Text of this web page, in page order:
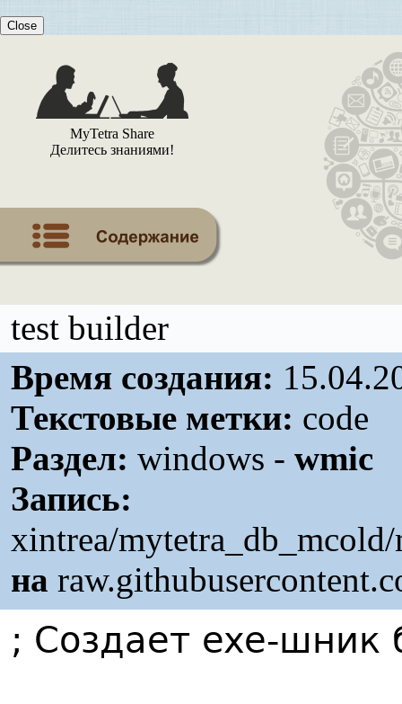
Close
MyTetra Share
Делитесь знаниями!
test builder
Время создания:
Текстовые метки: code
Раздел: windows - wmic
Запись:
xintrea/
на
; Создает exe-шник